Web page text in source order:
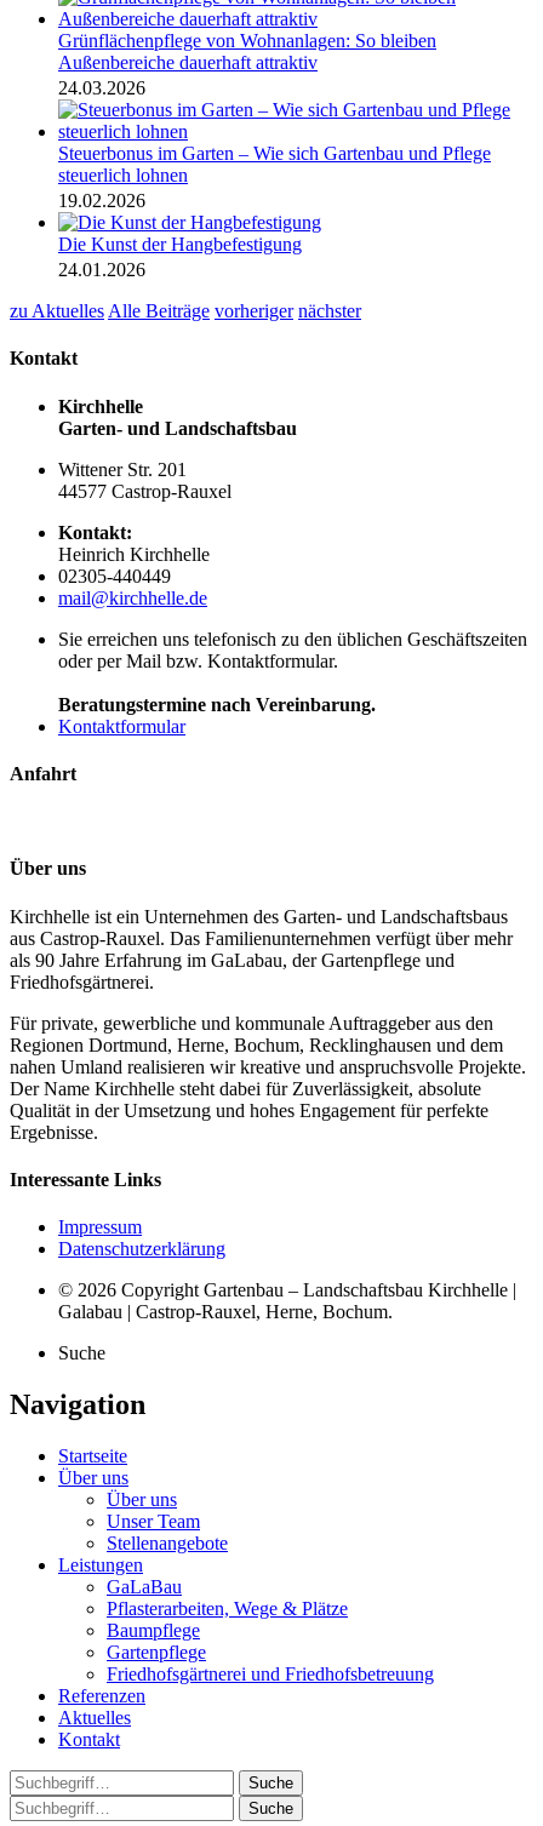
Grünflächenpflege von Wohnanlagen: So bleiben
Außenbereiche dauerhaft attraktiv
24.03.2026
Steuerbonus im Garten – Wie sich Gartenbau und Pflege
steuerlich lohnen
19.02.2026
Die Kunst der Hangbefestigung
24.01.2026
zu Aktuelles Alle Beiträge vorheriger nächster
Kontakt
Kirchhelle
Garten- und Landschaftsbau
Wittener Str. 201
44577 Castrop-Rauxel
Kontakt:
Heinrich Kirchhelle
02305-440449
mail@kirchhelle.de
Sie erreichen uns telefonisch zu den üblichen Geschäftszeiten
oder per Mail bzw. Kontaktformular.
Beratungstermine nach Vereinbarung.
Kontaktformular
Anfahrt
Über uns
Kirchhelle ist ein Unternehmen des Garten- und Landschaftsbaus
aus Castrop-Rauxel. Das Familienunternehmen verfügt über mehr
als 90 Jahre Erfahrung im GaLabau, der Gartenpflege und
Friedhofsgärtnerei.
Für private, gewerbliche und kommunale Auftraggeber aus den
Regionen Dortmund, Herne, Bochum, Recklinghausen und dem
nahen Umland realisieren wir kreative und anspruchsvolle Projekte.
Der Name Kirchhelle steht dabei für Zuverlässigkeit, absolute
Qualität in der Umsetzung und hohes Engagement für perfekte
Ergebnisse.
Interessante Links
Impressum
Datenschutzerklärung
© 2026 Copyright Gartenbau – Landschaftsbau Kirchhelle |
Galabau | Castrop-Rauxel, Herne, Bochum.
Suche
Navigation
Startseite
Über uns
Über uns
Unser Team
Stellenangebote
Leistungen
GaLaBau
Pflasterarbeiten, Wege & Plätze
Baumpflege
Gartenpflege
Friedhofsgärtnerei und Friedhofsbetreuung
Referenzen
Aktuelles
Kontakt
Suche
Suche